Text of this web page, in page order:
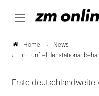
Home
News
Ein Fünftel der stationär
Erste deutschlandweite